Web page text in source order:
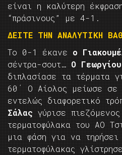
είναι η καλύτερη
“πράσινους” με 4-1.
ΔΕΙΤΕ ΤΗΝ ΑΝΑΛΥΤΙΚΗ
Το 0-1 έκανε ο
σέντρα-σουτ… Ο Γεωργίου
διπλασίασε τα τέρματα
60΄ Ο Αίολος μείωσε
εντελώς διαφορετικό
Σάλας γύρισε
τερματοφύλακα του ΑΟ
μια φάση για να
τερματοφύλακας